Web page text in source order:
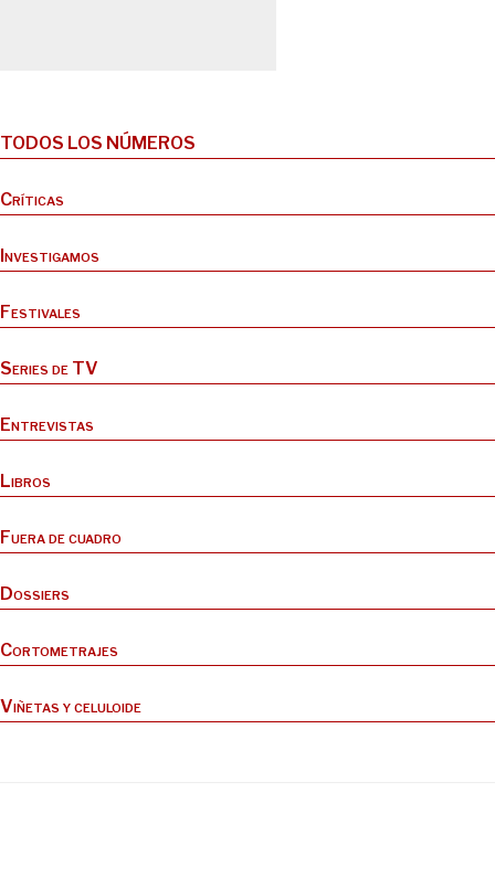
TODOS LOS NÚMEROS
Críticas
Investigamos
Festivales
Series de TV
Entrevistas
Libros
Fuera de cuadro
Dossiers
Cortometrajes
Viñetas y celuloide